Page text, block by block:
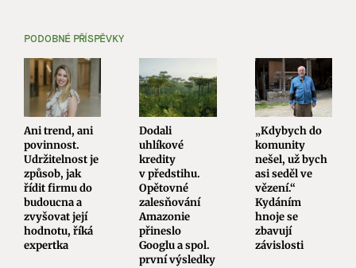
PODOBNÉ PŘÍSPĚVKY
Ani trend, ani
povinnost.
Udržitelnost je
způsob, jak
řídit firmu do
budoucna a
zvyšovat její
hodnotu, říká
expertka
Dodali
uhlíkové
kredity
v předstihu.
Opětovné
zalesňování
Amazonie
přineslo
Googlu a spol.
první výsledky
„Kdybych do
komunity
nešel, už bych
asi seděl ve
vězení.“
Kydáním
hnoje se
zbavují
závislosti